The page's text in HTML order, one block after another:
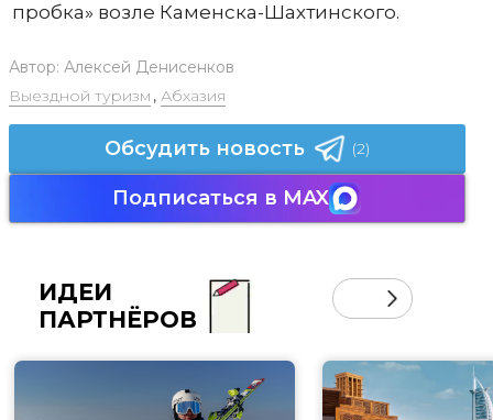
пробка» возле Каменска-Шахтинского.
Автор: Алексей Денисенков
Выездной туризм , Абхазия
Обсудить новость (2)
Подписаться в MAX
ИДЕИ
ПАРТНЁРОВ